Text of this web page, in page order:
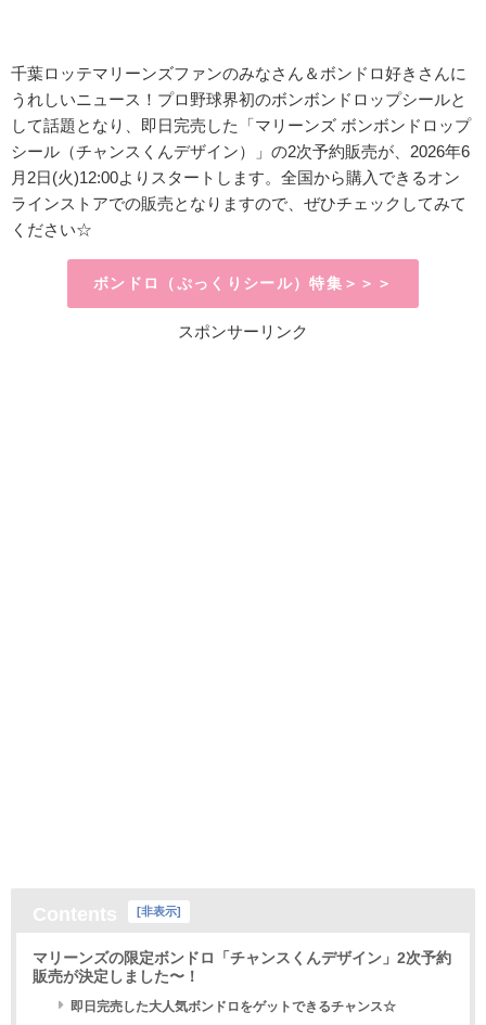
千葉ロッテマリーンズファンのみなさん＆ボンドロ好きさんに
うれしいニュース！プロ野球界初のボンボンドロップシールと
して話題となり、即日完売した「マリーンズ ボンボンドロップ
シール（チャンスくんデザイン）」の2次予約販売が、2026年6
月2日(火)12:00よりスタートします。全国から購入できるオン
ラインストアでの販売となりますので、ぜひチェックしてみて
ください☆
ボンドロ（ぷっくりシール）特集＞＞＞
スポンサーリンク
[非表示]
マリーンズの限定ボンドロ「チャンスくんデザイン」2次予約
販売が決定しました〜！
即日完売した大人気ボンドロをゲットできるチャンス☆